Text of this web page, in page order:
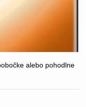
alebo pohodlne